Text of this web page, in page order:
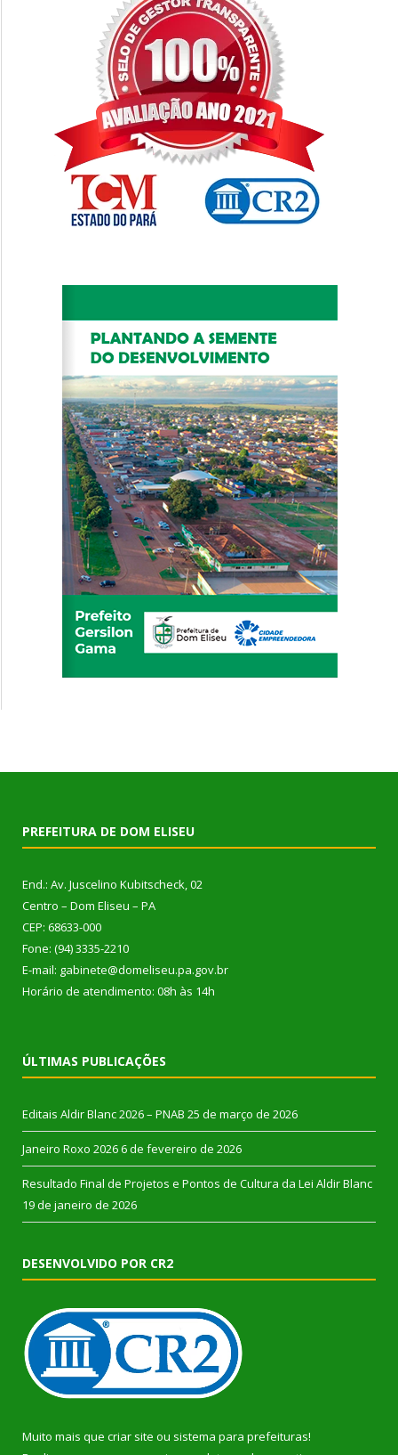
PREFEITURA DE DOM ELISEU
End.: Av. Juscelino Kubitscheck, 02
Centro – Dom Eliseu – PA
CEP: 68633-000
Fone: (94) 3335-2210
E-mail: gabinete@domeliseu.pa.gov.br
Horário de atendimento: 08h às 14h
ÚLTIMAS PUBLICAÇÕES
Editais Aldir Blanc 2026 – PNAB 25 de março de 2026
Janeiro Roxo 2026 6 de fevereiro de 2026
Resultado Final de Projetos e Pontos de Cultura da Lei Aldir Blanc
19 de janeiro de 2026
DESENVOLVIDO POR CR2
Muito mais que criar site ou sistema para prefeituras!